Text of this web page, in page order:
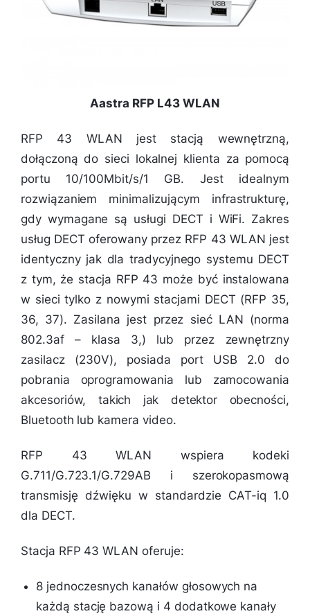
Aastra RFP L43 WLAN
RFP 43 WLAN jest stacją wewnętrzną,
dołączoną do sieci lokalnej klienta za pomocą
portu 10/100Mbit/s/1 GB. Jest idealnym
rozwiązaniem minimalizującym infrastrukturę,
gdy wymagane są usługi DECT i WiFi. Zakres
usług DECT oferowany przez RFP 43 WLAN jest
identyczny jak dla tradycyjnego systemu DECT
z tym, że stacja RFP 43 może być instalowana
w sieci tylko z nowymi stacjami DECT (RFP 35,
36, 37). Zasilana jest przez sieć LAN (norma
802.3af – klasa 3,) lub przez zewnętrzny
zasilacz (230V), posiada port USB 2.0 do
pobrania oprogramowania lub zamocowania
akcesoriów, takich jak detektor obecności,
Bluetooth lub kamera video.
RFP 43 WLAN wspiera kodeki
G.711/G.723.1/G.729AB i szerokopasmową
transmisję dźwięku w standardzie CAT-iq 1.0
dla DECT.
Stacja RFP 43 WLAN oferuje:
8 jednoczesnych kanałów głosowych na
każdą stację bazową i 4 dodatkowe kanały